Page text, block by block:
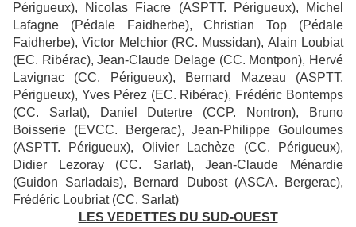
Périgueux), Nicolas Fiacre (ASPTT. Périgueux), Michel
Lafagne (Pédale Faidherbe), Christian Top (Pédale
Faidherbe), Victor Melchior (RC. Mussidan), Alain Loubiat
(EC. Ribérac), Jean-Claude Delage (CC. Montpon), Hervé
Lavignac (CC. Périgueux), Bernard Mazeau (ASPTT.
Périgueux), Yves Pérez (EC. Ribérac), Frédéric Bontemps
(CC. Sarlat), Daniel Dutertre (CCP. Nontron), Bruno
Boisserie (EVCC. Bergerac), Jean-Philippe Gouloumes
(ASPTT. Périgueux), Olivier Lachèze (CC. Périgueux),
Didier Lezoray (CC. Sarlat), Jean-Claude Ménardie
(Guidon Sarladais), Bernard Dubost (ASCA. Bergerac),
Frédéric Loubriat (CC. Sarlat)
LES VEDETTES DU SUD-OUEST